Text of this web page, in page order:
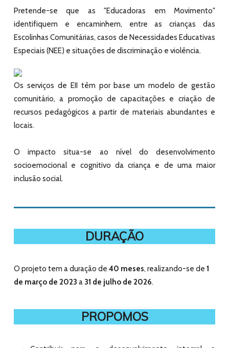
Pretende-se que as "Educadoras em Movimento"
identifiquem e encaminhem, entre as crianças das
Escolinhas Comunitárias, casos de Necessidades Educativas
Especiais (NEE) e situações de discriminação e violência.
Os serviços de EII têm por base um modelo de gestão
comunitário, a promoção de capacitações e criação de
recursos pedagógicos a partir de materiais abundantes e
locais.
O impacto situa-se ao nível do desenvolvimento
socioemocional e cognitivo da criança e de uma maior
inclusão social.
DURAÇÃO
O projeto tem a duração de 40 meses, realizando-se de 1
de março de 2023 a 31 de julho de 2026.
PROPOMOS